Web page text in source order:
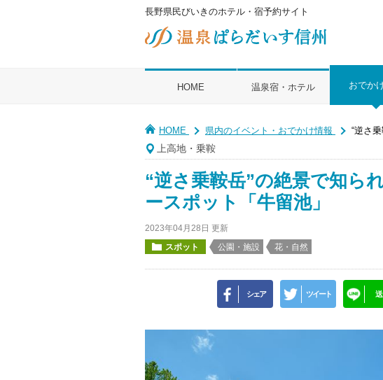
長野県民びいきのホテル・宿予約サイト
HOME 温泉宿・ホテル おでか
HOME 県内のイベント・おでかけ情報
上高地・乗鞍
“逆さ乗鞍岳”の絶景で知ら
ースポット「牛留池」
2023年04月28日 更新
スポット
公園・施設 花・自然
シェア ツイート 送